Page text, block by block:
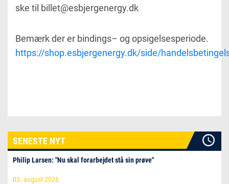
ske til billet@esbjergenergy.dk
Bemærk der er bindings– og opsigelsesperiode.
https://shop.esbjergenergy.dk/side/
SENESTE NYT
Philip Larsen: "Nu skal forarbejdet stå sin prøve"
03. august 2026